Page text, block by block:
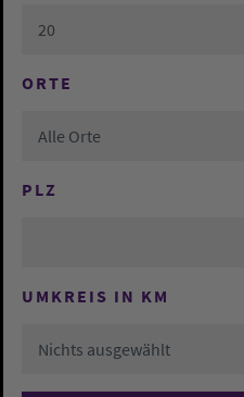
20
ORTE
Alle Orte
PLZ
UMKREIS IN KM
Nichts ausgewählt